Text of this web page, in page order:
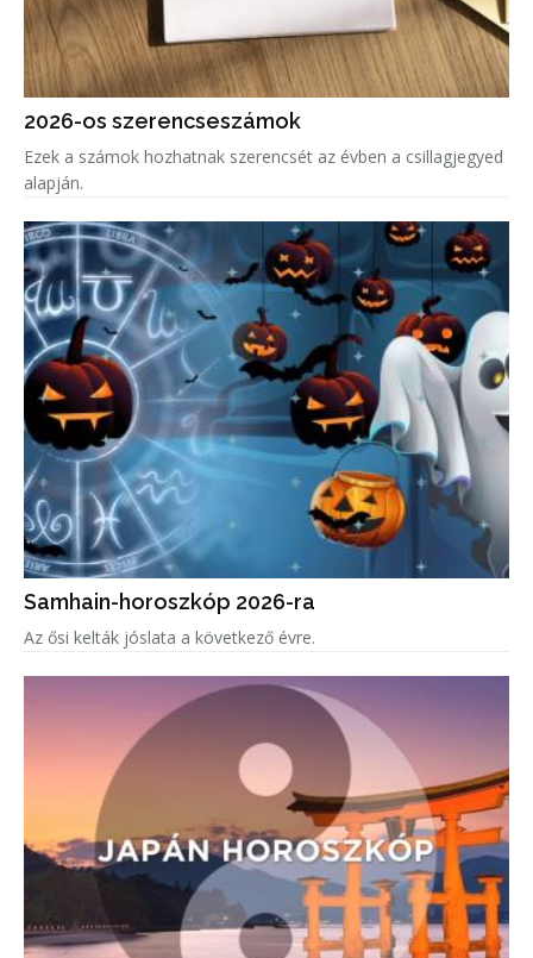
2026-os szerencseszámok
Ezek a számok hozhatnak szerencsét az évben a csillagjegyed
alapján.
Samhain-horoszkóp 2026-ra
Az ősi kelták jóslata a következő évre.